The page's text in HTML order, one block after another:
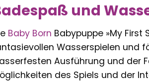
und
Baby Born Babypuppe »My First
Wasserspielen und
Ausführung und der
des Spiels und der